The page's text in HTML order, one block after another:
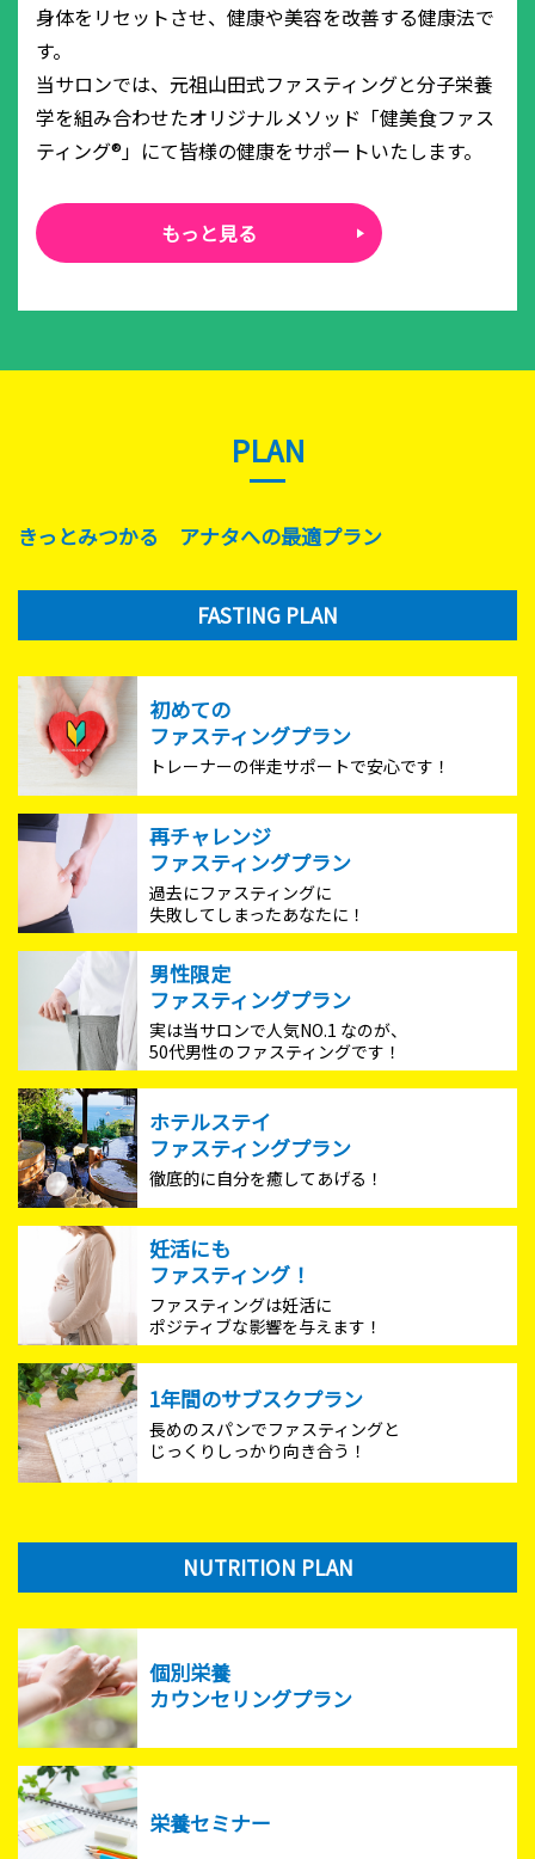
身体をリセットさせ、健康や美容を改善する健康法で
す。
当サロンでは、元祖山田式ファスティングと分子栄養
学を組み合わせたオリジナルメソッド「健美食ファス
ティング®」にて皆様の健康をサポートいたします。
もっと見る
PLAN
きっとみつかる アナタへの最適プラン
FASTING PLAN
初めての
ファスティングプラン
トレーナーの伴走サポートで安心です！
再チャレンジ
ファスティングプラン
過去にファスティングに
失敗してしまったあなたに！
男性限定
ファスティングプラン
実は当サロンで人気NO.1 なのが、
50代男性のファスティングです！
ホテルステイ
ファスティングプラン
徹底的に自分を癒してあげる！
妊活にも
ファスティング！
ファスティングは妊活に
ポジティブな影響を与えます！
1年間のサブスクプラン
長めのスパンでファスティングと
じっくりしっかり向き合う！
NUTRITION PLAN
個別栄養
カウンセリングプラン
栄養セミナー